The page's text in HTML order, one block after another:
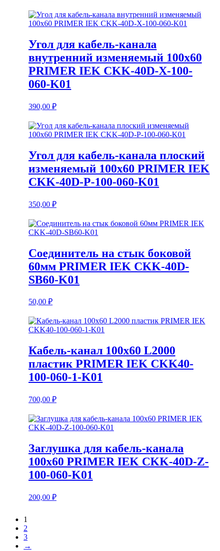
Угол для кабель-канала
внутренний изменяемый 100х60
PRIMER IEK CKK-40D-Х-100-
060-K01
390,00 ₽
Угол для кабель-канала плоский
изменяемый 100х60 PRIMER IEK
CKK-40D-P-100-060-K01
350,00 ₽
Соединитель на стык боковой
60мм PRIMER IEK CKK-40D-
SB60-K01
50,00 ₽
Кабель-канал 100х60 L2000
пластик PRIMER IEK CKK40-
100-060-1-K01
700,00 ₽
Заглушка для кабель-канала
100х60 PRIMER IEK CKK-40D-Z-
100-060-K01
200,00 ₽
1
2
3
→